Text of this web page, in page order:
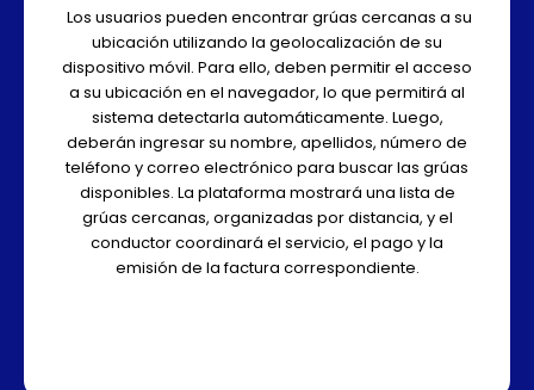
Los usuarios pueden encontrar grúas cercanas a su
ubicación utilizando la geolocalización de su
dispositivo móvil. Para ello, deben permitir el acceso
a su ubicación en el navegador, lo que permitirá al
sistema detectarla automáticamente. Luego,
deberán ingresar su nombre, apellidos, número de
teléfono y correo electrónico para buscar las grúas
disponibles. La plataforma mostrará una lista de
grúas cercanas, organizadas por distancia, y el
conductor coordinará el servicio, el pago y la
emisión de la factura correspondiente.